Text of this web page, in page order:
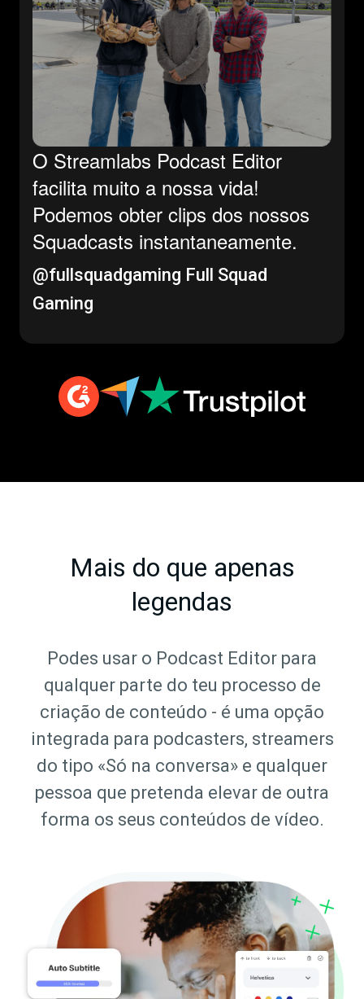
O Streamlabs Podcast Editor
facilita muito a nossa vida!
Podemos obter clips dos nossos
Squadcasts instantaneamente.
@fullsquadgaming Full Squad
Gaming
Mais do que apenas
legendas
Podes usar o Podcast Editor para
qualquer parte do teu processo de
criação de conteúdo - é uma opção
integrada para podcasters, streamers
do tipo «Só na conversa» e qualquer
pessoa que pretenda elevar de outra
forma os seus conteúdos de vídeo.